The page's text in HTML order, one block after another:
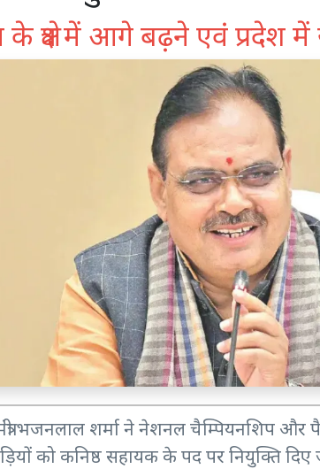
क्षेत्र में आगे बढ़ने एवं प्रदेश में
भजनलाल शर्मा ने नेशनल चैम्पियनशिप और
को कनिष्ठ सहायक के पद पर नियुक्ति दिए